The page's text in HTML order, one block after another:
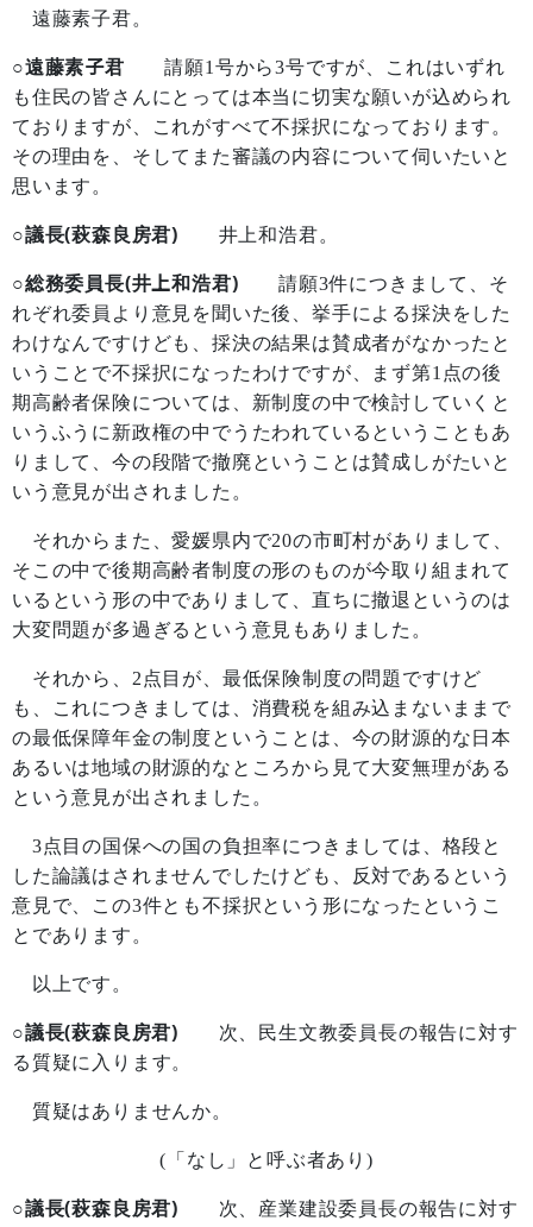
遠藤素子君。
○遠藤素子君 請願1 号から3号ですが、これはいずれ
も住民の皆さんにとっては本当に切実な願いが込められ
ておりますが、これがすべて不採択になっております。
その理由を、そしてまた審議の内容について伺いたいと
思います。
○議長(萩森良房君) 井上和浩君。
○総務委員長(井上和浩君) 請願3件につきまして、そ
れぞれ委員より意見を聞いた後、挙手による採決をした
わけなんですけども、採決の結果は賛成者がなかったと
いうことで不採択になったわけですが、まず第1 点の後
期高齢者保険については、新制度の中で検討していくと
いうふうに新政権の中でうたわれているということもあ
りまして、今の段階で撤廃ということは賛成しがたいと
いう意見が出されました。
それからまた、愛媛県内で20の市町村がありまして、
そこの中で後期高齢者制度の形のものが今取り組まれて
いるという形の中でありまして、直ちに撤退というのは
大変問題が多過ぎるという意見もありました。
それから、 2 点目が、最低保険制度の問題ですけど
も、これにつきましては、消費税を組み込まないままで
の最低保障年金の制度ということは、今の財源的な日本
あるいは地域の財源的なところから見て大変無理がある
という意見が出されました。
3点目の国保への国の負担率につきましては、格段と
した論議はされませんでしたけども、反対であるという
意見で、この3件とも不採択という形になったというこ
とであります。
以上です。
○議長(萩森良房君) 次、民生文教委員長の報告に対す
る質疑に入ります。
質疑はありませんか。
( 「なし」と呼ぶ者あり )
○議長(萩森良房君) 次、産業建設委員長の報告に対す